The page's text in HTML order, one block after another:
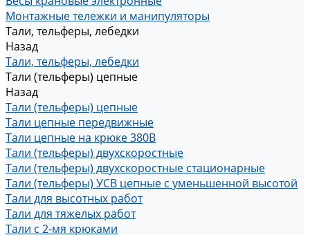
Монтажные тележки и манипуляторы
Тали, тельферы, лебедки
Назад
Тали, тельферы, лебедки
Тали (тельферы) цепные
Назад
Тали (тельферы) цепные
Тали цепные передвижные
Тали цепные на крюке 380В
Тали (тельферы) двухскоростные
Тали (тельферы) двухскоростные стационарные
Тали (тельферы) УСВ цепные с уменьшенной высотой
Тали для высотных работ
Тали для тяжелых работ
Тали с 2-мя крюками